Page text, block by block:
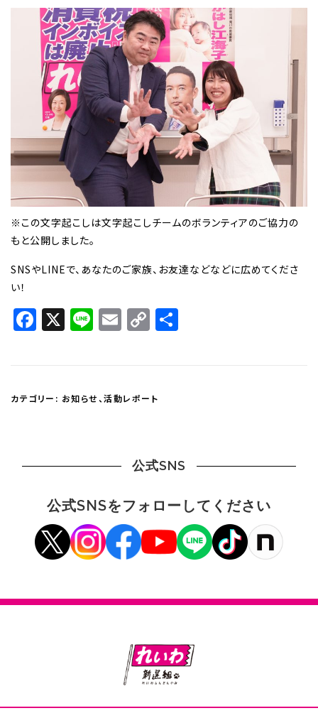
※この文字起こしは文字起こしチームのボランティアのご協力の
もと公開しました。
SNSやLINEで、あなたのご家族、お友達などなどに広めてくださ
い！
Facebook
X LineEmail
Copy
Link
カテゴリー: お知らせ、活動レポート
公式SNS
公式SNSをフォローしてください